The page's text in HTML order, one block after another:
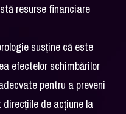
resurse financiare
susţine că este
efectelor schimbărilor
pentru a preveni
de acţiune la